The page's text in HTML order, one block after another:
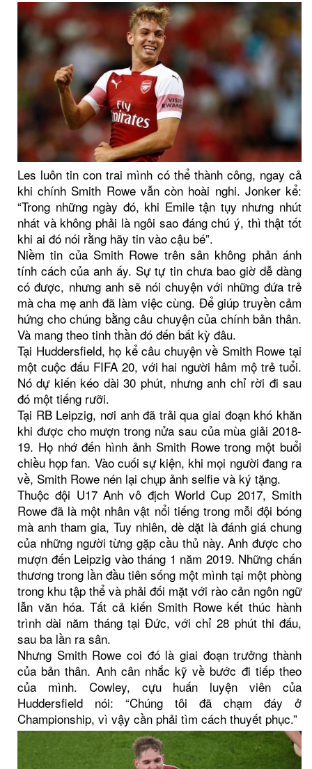
Les luôn tin con trai mình có thể thành công, ngay cả
khi chính Smith Rowe vẫn còn hoài nghi. Jonker kể:
“Trong những ngày đó, khi Emile tận tụy nhưng nhút
nhát và không phải là ngôi sao đáng chú ý, thì thật tốt
khi ai đó nói rằng hãy tin vào cậu bé”.
Niềm tin của Smith Rowe trên sân không phản ánh
tính cách của anh ấy. Sự tự tin chưa bao giờ dễ dàng
có được, nhưng anh sẽ nói chuyện với những đứa trẻ
mà cha mẹ anh đã làm việc cùng. Để giúp truyền cảm
hứng cho chúng bằng câu chuyện của chính bản thân.
Và mang theo tinh thần đó đến bất kỳ đâu.
Tại Huddersfield, họ kể câu chuyện về Smith Rowe tại
một cuộc đấu FIFA 20, với hai người hâm mộ trẻ tuổi.
Nó dự kiến kéo dài 30 phút, nhưng anh chỉ rời đi sau
đó một tiếng rưỡi.
Tại RB Leipzig, nơi anh đã trải qua giai đoạn khó khăn
khi được cho mượn trong nửa sau của mùa giải 2018-
19. Họ nhớ đến hình ảnh Smith Rowe trong một buổi
chiều họp fan. Vào cuối sự kiện, khi mọi người đang ra
về, Smith Rowe nén lại chụp ảnh selfie và ký tặng.
Thuộc đội U17 Anh vô địch World Cup 2017, Smith
Rowe đã là một nhân vật nổi tiếng trong mỗi đội bóng
mà anh tham gia, Tuy nhiên, dè dặt là đánh giá chung
của những người từng gặp cầu thủ này. Anh được cho
mượn đến Leipzig vào tháng 1 năm 2019. Những chấn
thương trong lần đầu tiên sống một mình tại một phòng
trong khu tập thể và phải đối mặt với rào cản ngôn ngữ
lẫn văn hóa. Tất cả kiến Smith Rowe kết thúc hành
trình dài năm tháng tại Đức, với chỉ 28 phút thi đấu,
sau ba lần ra sân.
Nhưng Smith Rowe coi đó là giai đoạn trưởng thành
của bản thân. Anh cân nhắc kỹ về bước đi tiếp theo
của mình. Cowley, cựu huấn luyện viên của
Huddersfield nói: “Chúng tôi đã chạm đáy ở
Championship, vì vậy cần phải tìm cách thuyết phục.”